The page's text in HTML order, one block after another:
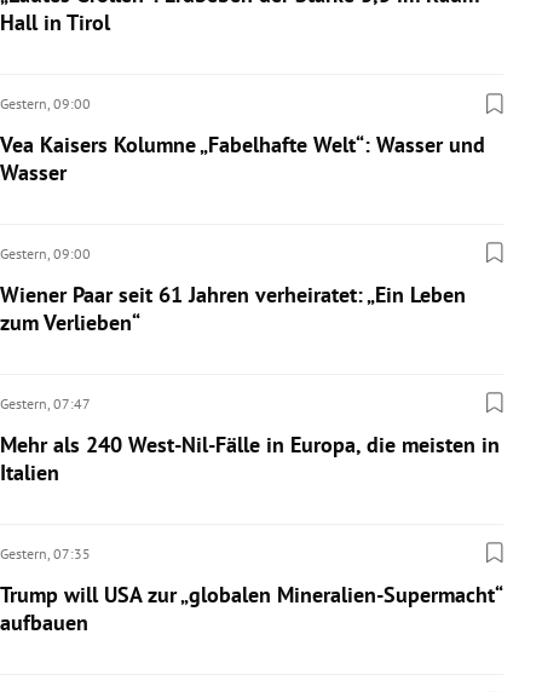
Hall in Tirol
Gestern, 09:00
Vea Kaisers Kolumne „Fabelhafte Welt“: Wasser und
Wasser
Gestern, 09:00
Wiener Paar seit 61 Jahren verheiratet: „Ein Leben
zum Verlieben“
Gestern, 07:47
Mehr als 240 West-Nil-Fälle in Europa, die meisten in
Italien
Gestern, 07:35
Trump will USA zur „globalen Mineralien-Supermacht“
aufbauen